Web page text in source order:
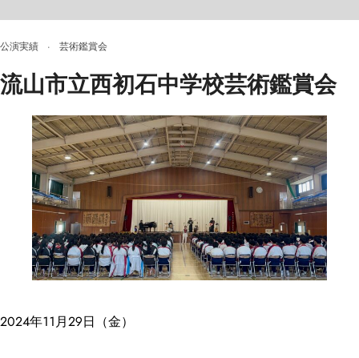
公演実績 ·芸術鑑賞会
流山市立西初石中学校芸術鑑賞会
2024年11月29日（金）